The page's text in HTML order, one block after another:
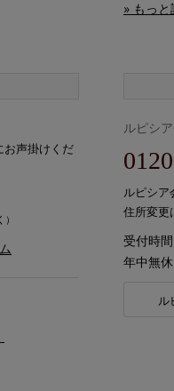
» もっと
お声掛けくだ
ルピシ
ルピシア
住所変更
受付時
年中無休
ル